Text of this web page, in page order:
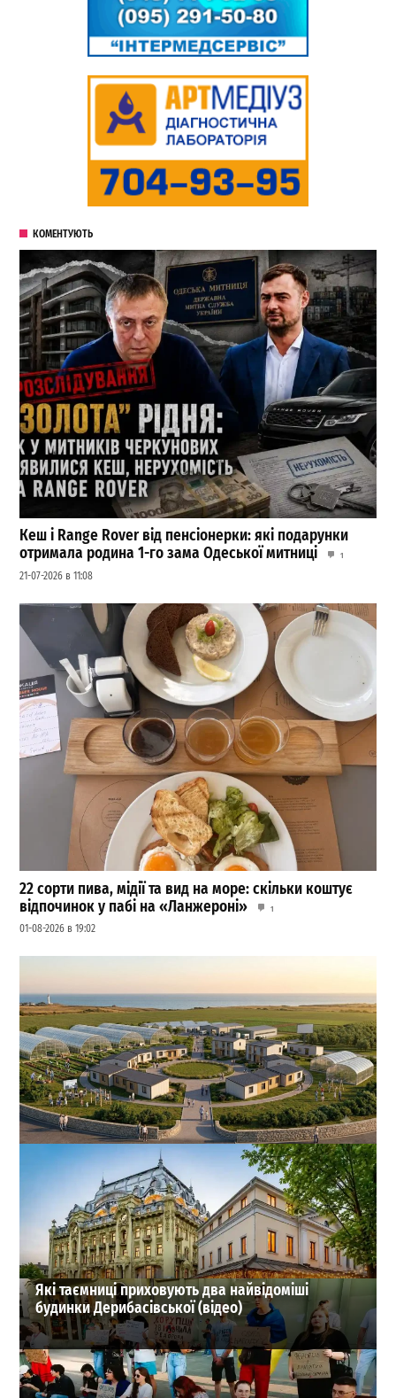
КОМЕНТУЮТЬ
Кеш і Range Rover від пенсіонерки: які подарунки
отримала родина 1-го зама Одеської митниці
1
21-07-2026 в 11:08
22 сорти пива, мідії та вид на море: скільки коштує
відпочинок у пабі на «Ланжероні»
1
01-08-2026 в 19:02
На Одещині хочуть створити нове містечко для
переселенців: що там буде
27-07-2026 в 19:31
ВИБІР РЕДАКЦІЇ
Які таємниці приховують два найвідоміші
будинки Дерибасівської (відео)